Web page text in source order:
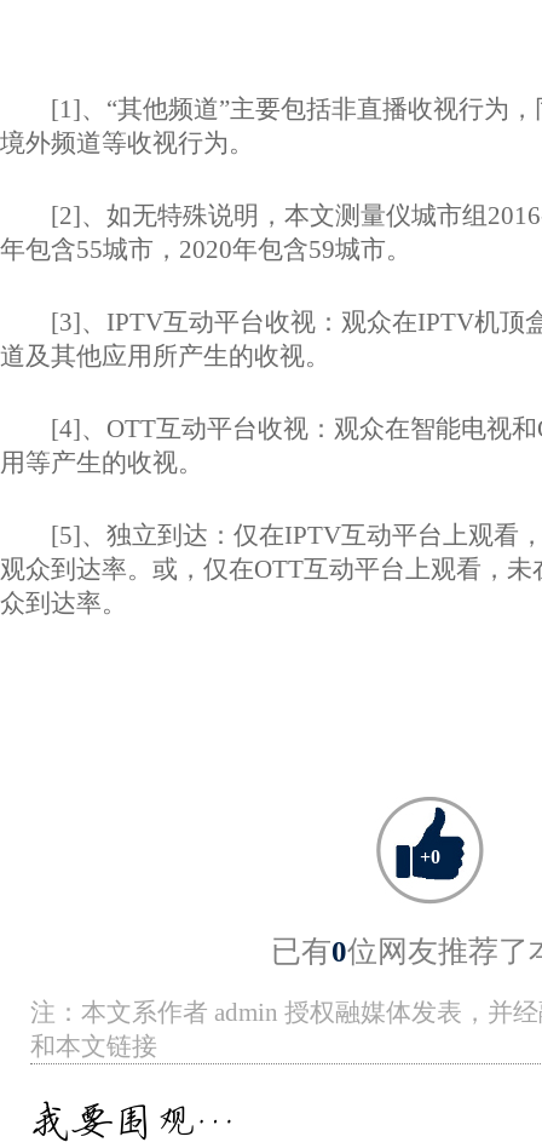
[1]、“其他频道”主要包括非直播收视行为，
境外频道等收视行为。
[2]、如无特殊说明，本文测量仪城市组
年包含55城市，2020年包含59城市。
[3]、IPTV互动平台收视：观众在IPTV机顶
道及其他应用所产生的收视。
[4]、OTT互动平台收视：观众在智能电视和
用等产生的收视。
[5]、独立到达：仅在IPTV互动平台上观看，
观众到达率。或，仅在OTT互动平台上观看，
众到达率。
+0
已有0位网友推荐了
注：本文系作者 admin 授权融媒体发表，并
和本文链接
我要围观…